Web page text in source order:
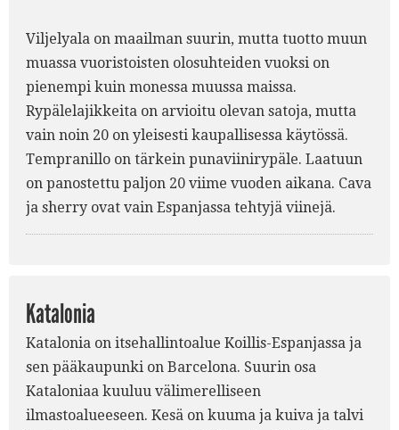
Viljelyala on maailman suurin, mutta tuotto muun
muassa vuoristoisten olosuhteiden vuoksi on
pienempi kuin monessa muussa maissa.
Rypälelajikkeita on arvioitu olevan satoja, mutta
vain noin 20 on yleisesti kaupallisessa käytössä.
Tempranillo on tärkein punaviinirypäle. Laatuun
on panostettu paljon 20 viime vuoden aikana. Cava
ja sherry ovat vain Espanjassa tehtyjä viinejä.
Katalonia
Katalonia on itsehallintoalue Koillis-Espanjassa ja
sen pääkaupunki on Barcelona. Suurin osa
Kataloniaa kuuluu välimerelliseen
ilmastoalueeseen. Kesä on kuuma ja kuiva ja talvi